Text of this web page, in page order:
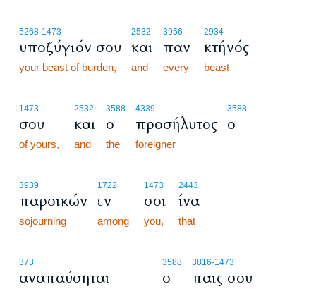
5268-1473
υποζύγιόν σου
your beast of burden,
2532
και
and
3956
παν
every
2934
κτήνός
beast
1473
σου
of yours,
2532
και
and
3588
ο
the
4339
προσήλυτος
foreigner
3588
ο
3939
παροικών
sojourning
1722
εν
among
1473
σοι
you,
2443
ίνα
that
373
αναπαύσηται
3588
ο
3816-1473
παις σου